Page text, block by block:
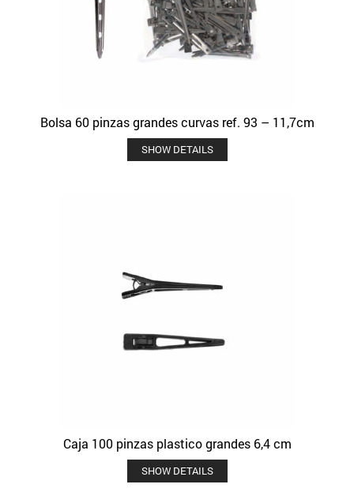
Bolsa 60 pinzas grandes curvas ref. 93 – 11,7cm
SHOW DETAILS
Caja 100 pinzas plastico grandes 6,4 cm
SHOW DETAILS